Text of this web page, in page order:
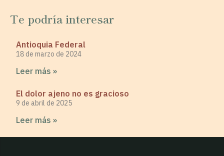
Te podría interesar
Antioquia Federal
18 de marzo de 2024
Leer más »
El dolor ajeno no es gracioso
9 de abril de 2025
Leer más »